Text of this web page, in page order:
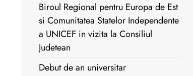
Biroul Regional pentru Europa de Est
si Comunitatea Statelor Independente
a UNICEF in vizita la Consiliul
Judetean
Debut de an universitar